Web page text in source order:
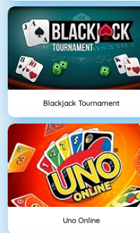
Blackjack Tournament
Uno Online